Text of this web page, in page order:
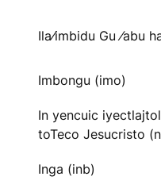
Ila⁄imbidu Gu ⁄abu
Imbongu (imo)
In yencuic
toTeco Jesucristo
Inga (inb)